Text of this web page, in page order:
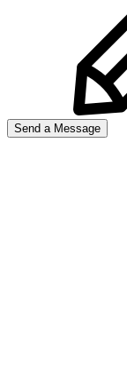
Send a Message